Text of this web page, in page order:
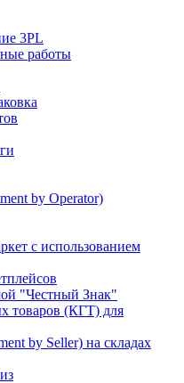
3PL
работы
by Operator)
с использованием
"Честный Знак"
товаров (КГТ) для
by Seller) на складах